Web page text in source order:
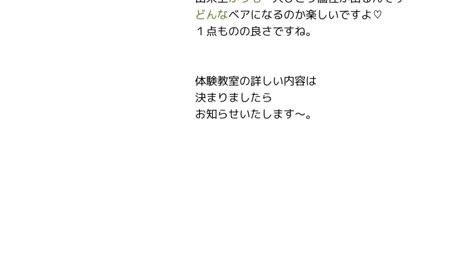
どんなベアになるのか楽しいですよ♡
１点ものの良さですね。
体験教室の詳しい内容は
決まりましたら
お知らせいたします～。